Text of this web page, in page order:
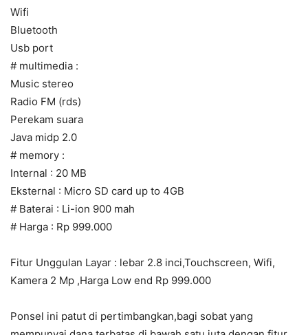
Wifi
Bluetooth
Usb port
# multimedia :
Music stereo
Radio FM (rds)
Perekam suara
Java midp 2.0
# memory :
Internal : 20 MB
Eksternal : Micro SD card up to 4GB
# Baterai : Li-ion 900 mah
# Harga : Rp 999.000
Fitur Unggulan Layar : lebar 2.8 inci,Touchscreen, Wifi,
Kamera 2 Mp ,Harga Low end Rp 999.000
Ponsel ini patut di pertimbangkan,bagi sobat yang